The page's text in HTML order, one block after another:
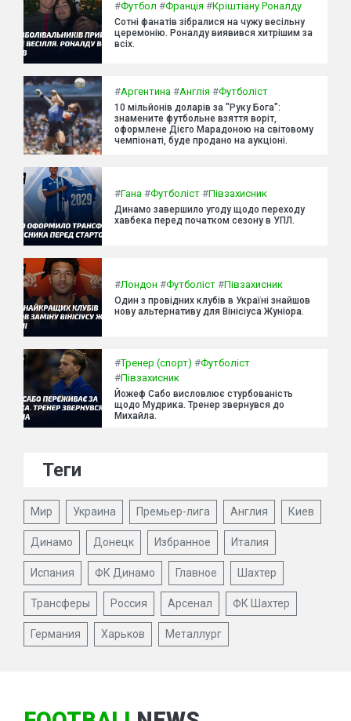
#Футбол #Франція #Кріштіану Роналду
Сотні фанатів зібралися на чужу весільну
церемонію. Роналду виявився хитрішим за
всіх.
#Аргентина #Англія #Футболіст
10 мільйонів доларів за "Руку Бога":
знамените футбольне взяття воріт,
оформлене Дієго Марадоною на світовому
чемпіонаті, буде продано на аукціоні.
#Гана #Футболіст #Півзахисник
Динамо завершило угоду щодо переходу
хавбека перед початком сезону в УПЛ.
#Лондон #Футболіст #Півзахисник
Один з провідних клубів в Україні знайшов
нову альтернативу для Вінісіуса Жуніора.
#Тренер (спорт) #Футболіст
#Півзахисник
Йожеф Сабо висловлює стурбованість
щодо Мудрика. Тренер звернувся до
Михайла.
Теги
Мир Украина Премьер-лига Англия Киев
Динамо Донецк Избранное Италия
Испания ФК Динамо Главное Шахтер
Трансферы Россия Арсенал ФК Шахтер
Германия Харьков Металлург